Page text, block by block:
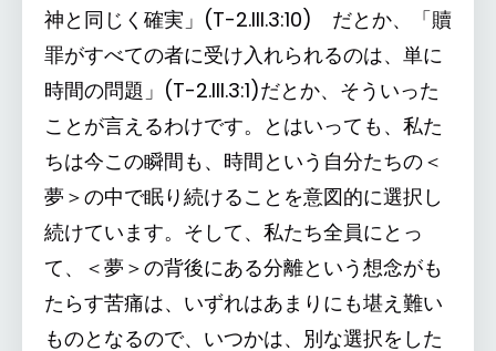
神と同じく確実」(T-2.III.3:10) だとか、「贖
罪がすべての者に受け入れられるのは、単に
時間の問題」(T-2.III.3:1)だとか、そういった
ことが言えるわけです。とはいっても、私た
ちは今この瞬間も、時間という自分たちの＜
夢＞の中で眠り続けることを意図的に選択し
続けています。そして、私たち全員にとっ
て、＜夢＞の背後にある分離という想念がも
たらす苦痛は、いずれはあまりにも堪え難い
ものとなるので、いつかは、別な選択をした